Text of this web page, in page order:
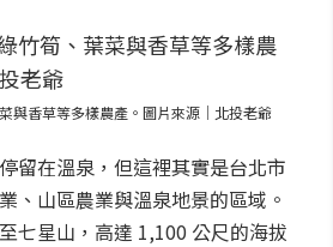
與香草等多樣農產。圖片來源｜北投老爺
留在溫泉，但這裡其實是台北市
、山區農業與溫泉地景的區域。
七星山，高達 1,100 公尺的海拔